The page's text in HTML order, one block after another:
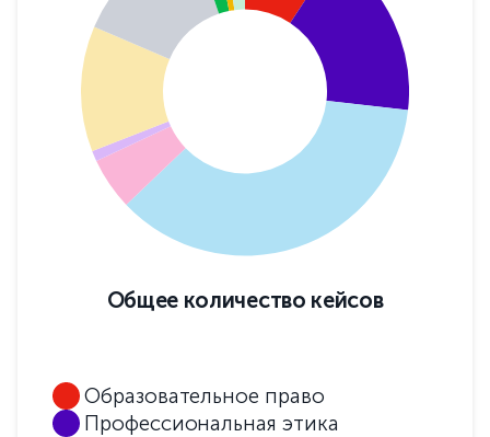
Общее количество кейсов
Образовательное право
Профессиональная этика